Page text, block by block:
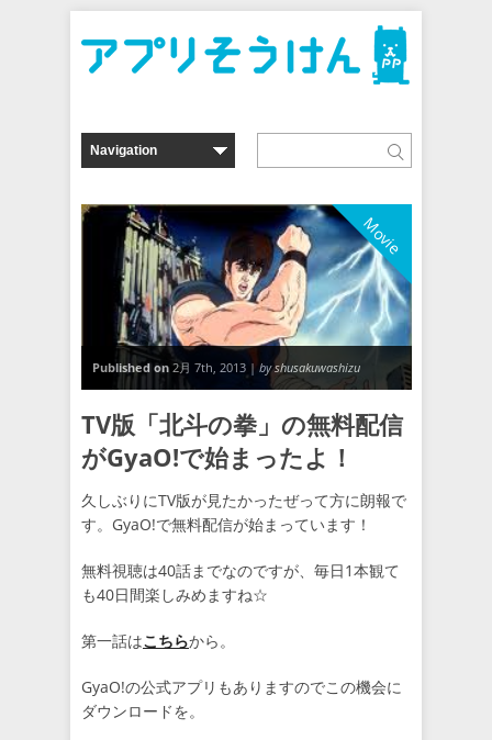
Movie
Published on 2月 7th, 2013 |by shusakuwashizu
TV版「北斗の拳」の無料配信
がGyaO!で始まったよ！
久しぶりにTV版が見たかったぜって方に朗報で
す。GyaO!で無料配信が始まっています！
無料視聴は40話までなのですが、毎日1本観て
も40日間楽しみめますね☆
第一話はこちらから。
GyaO!の公式アプリもありますのでこの機会に
ダウンロードを。